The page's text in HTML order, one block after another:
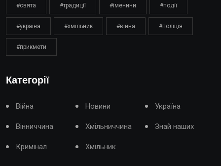
#свята #традиції #іменини #події
#україна #хмільник #війна #поліція
#прикмети
Категорії
Війна Новини Україна
Вінниччина Хмільниччина Знай наших
Кримінал Хмільник